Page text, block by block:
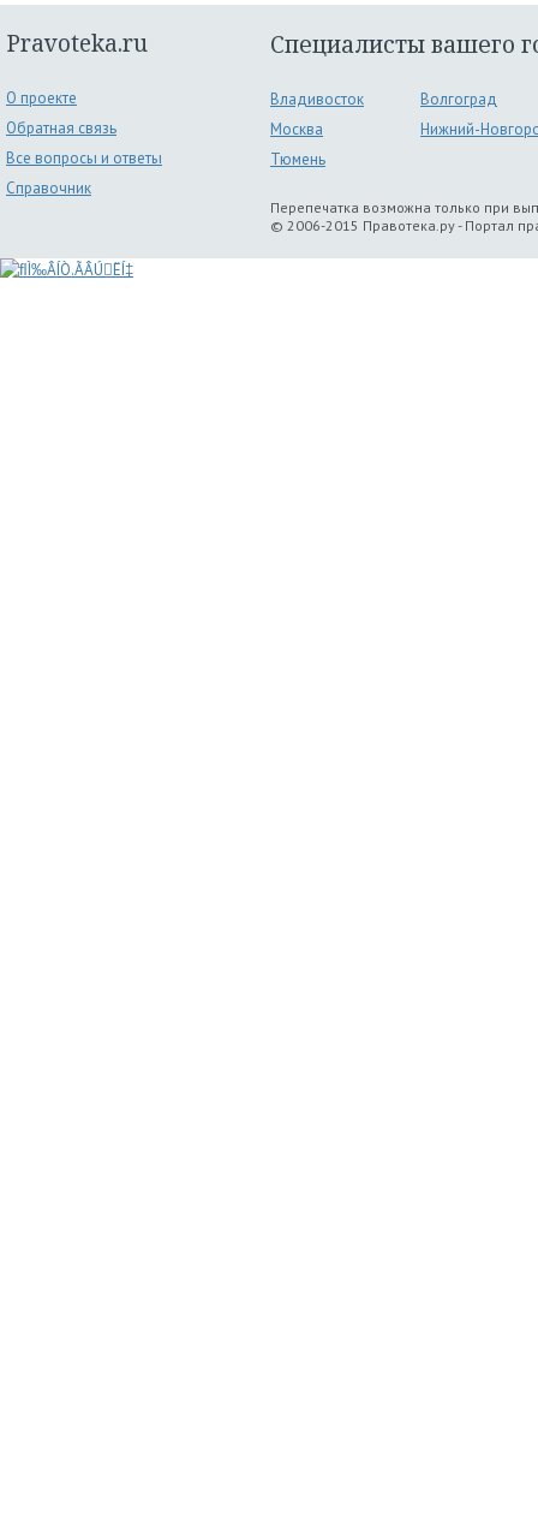
Pravoteka.ru
О проекте
Обратная связь
Все вопросы и ответы
Справочник
Специалисты вашего
Владивосток
Волгоград
Москва
Нижний-
Тюмень
Перепечатка возможна только при
© 2006-2015 Правотека.ру - Портал